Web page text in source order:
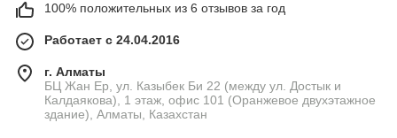
100% положительных из 6 отзывов за год
Работает с 24.04.2016
г. Алматы
БЦ Жан Ер, ул. Казыбек Би 22 (между ул. Достык и
Калдаякова), 1 этаж, офис 101 (Оранжевое двухэтажное
здание), Алматы, Казахстан